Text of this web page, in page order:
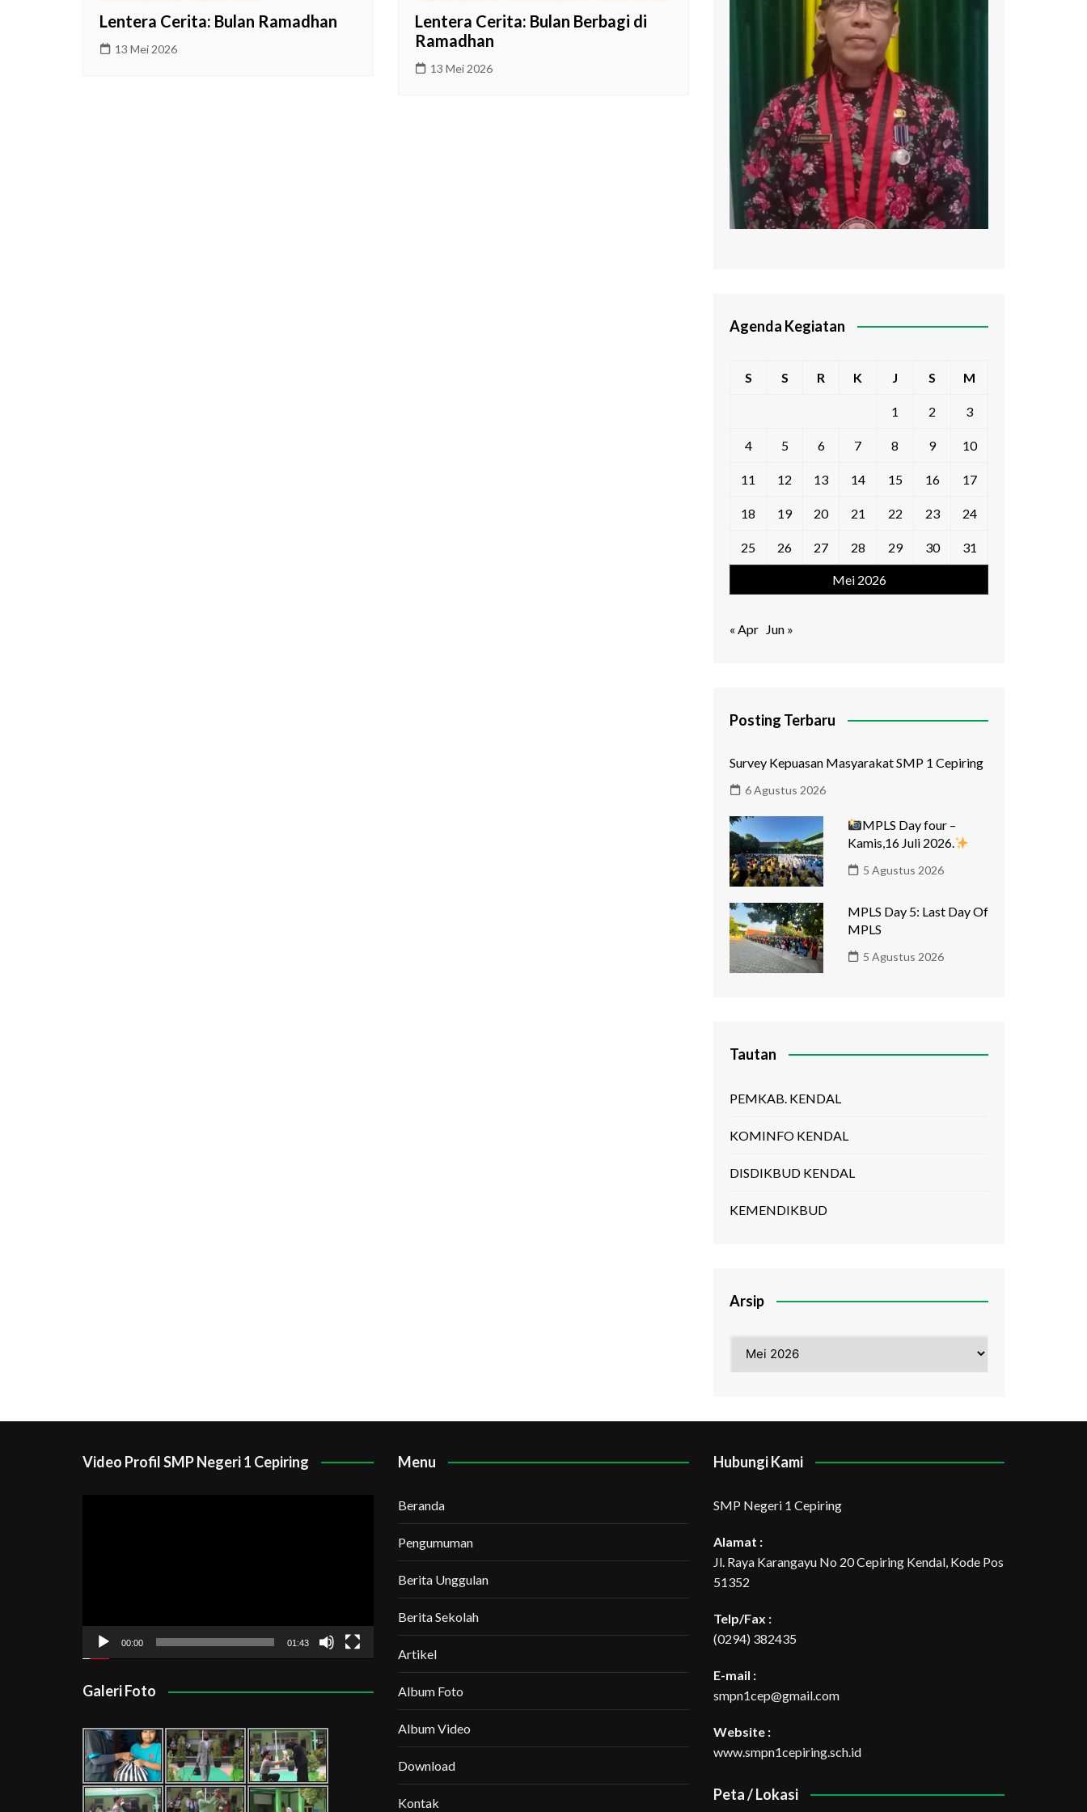
Prestasi Sekolah
Lentera Cerita: Bulan Ramadhan
13 Mei 2026
Lentera Cerita: Bulan Berbagi di
Ramadhan
13 Mei 2026
Agenda Kegiatan
Mei 2026
S S R K J S M
1 2 3
4 5 6 7 8 9 10
11 12 13 14 15 16 17
18 19 20 21 22 23 24
25 26 27 28 29 30 31
« Apr Jun »
Posting Terbaru
Survey Kepuasan Masyarakat SMP 1 Cepiring
6 Agustus 2026
MPLS Day four –
Kamis,16 Juli 2026.
5 Agustus 2026
MPLS Day 5: Last Day Of
MPLS
5 Agustus 2026
Tautan
PEMKAB. KENDAL
KOMINFO KENDAL
DISDIKBUD KENDAL
KEMENDIKBUD
Arsip
Video Profil SMP Negeri 1 Cepiring
00:00 01:43
Galeri Foto
Menu
Beranda
Pengumuman
Berita Unggulan
Berita Sekolah
Artikel
Album Foto
Album Video
Download
Kontak
Hubungi Kami
SMP Negeri 1 Cepiring
Alamat :
Jl. Raya Karangayu No 20 Cepiring Kendal, Kode Pos
51352
Telp/Fax :
(0294) 382435
E-mail :
smpn1cep@gmail.com
Website :
www.smpn1cepiring.sch.id
Peta / Lokasi